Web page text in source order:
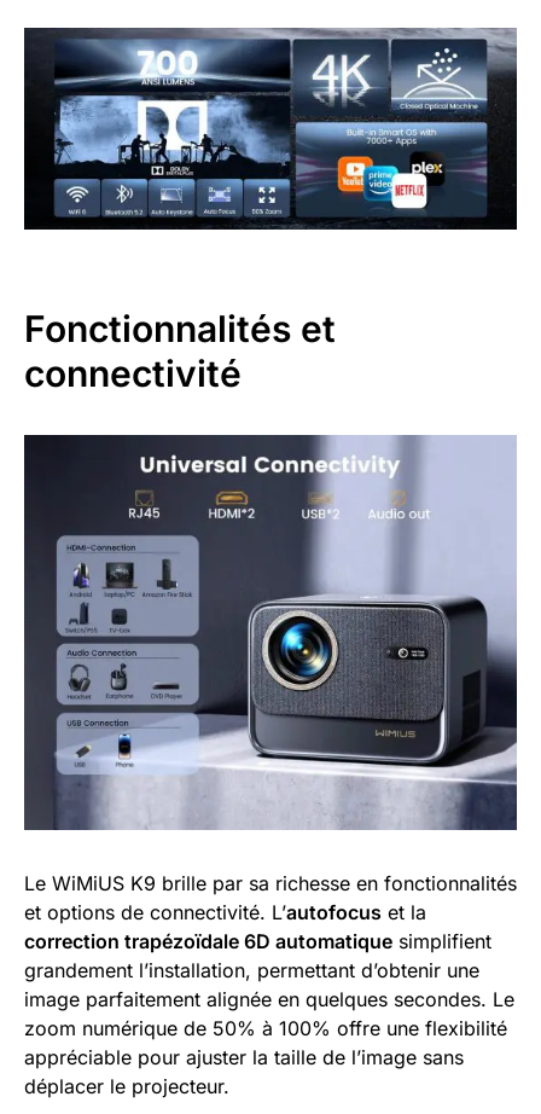
Fonctionnalités et
connectivité
Le WiMiUS K9 brille par sa richesse en fonctionnalités
et options de connectivité. L’autofocus et la
correction trapézoïdale 6D automatique simplifient
grandement l’installation, permettant d’obtenir une
image parfaitement alignée en quelques secondes. Le
zoom numérique de 50% à 100% offre une flexibilité
appréciable pour ajuster la taille de l’image sans
déplacer le projecteur.